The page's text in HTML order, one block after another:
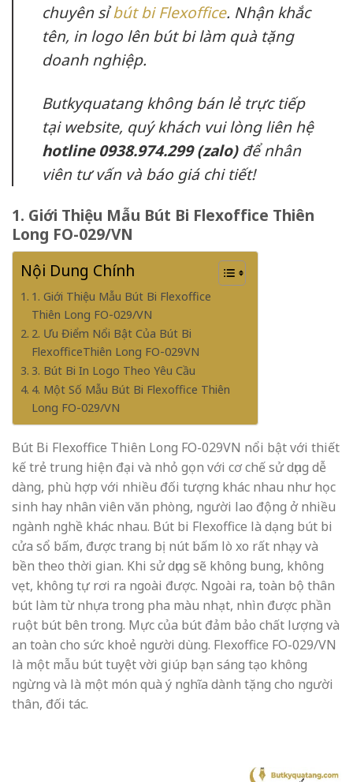
chuyên sỉbút bi Flexoffice. Nhận khắc
tên, in logo lên bút bi làm quà tặng
doanh nghiệp.
Butkyquatang không bán lẻ trực tiếp
tại website, quý khách vui lòng liên hệ
hotline 0938.974.299 (zalo) để nhân
viên tư vấn và báo giá chi tiết!
1. Giới Thiệu Mẫu Bút Bi Flexoffice Thiên
Long FO-029/VN
Nội Dung Chính
1. Giới Thiệu Mẫu Bút Bi Flexoffice
Thiên Long FO-029/VN
2. Ưu Điểm Nổi Bật Của Bút Bi
FlexofficeThiên Long FO-029VN
3. Bút Bi In Logo Theo Yêu Cầu
4. Một Số Mẫu Bút Bi Flexoffice Thiên
Long FO-029/VN
Bút Bi Flexoffice Thiên Long FO-029VN nổi bật với thiết
kế trẻ trung hiện đại và nhỏ gọn với cơ chế sử dụng dễ
dàng, phù hợp với nhiều đối tượng khác nhau như học
sinh hay nhân viên văn phòng, người lao động ở nhiều
ngành nghề khác nhau. Bút bi Flexoffice là dạng bút bi
cửa sổ bấm, được trang bị nút bấm lò xo rất nhạy và
bền theo thời gian. Khi sử dụng sẽ không bung, không
vẹt, không tự rơi ra ngoài được. Ngoài ra, toàn bộ thân
bút làm từ nhựa trong pha màu nhạt, nhìn được phần
ruột bút bên trong. Mực của bút đảm bảo chất lượng và
an toàn cho sức khoẻ người dùng. Flexoffice FO-029/VN
là một mẫu bút tuyệt vời giúp bạn sáng tạo không
ngừng và là một món quà ý nghĩa dành tặng cho người
thân, đối tác.